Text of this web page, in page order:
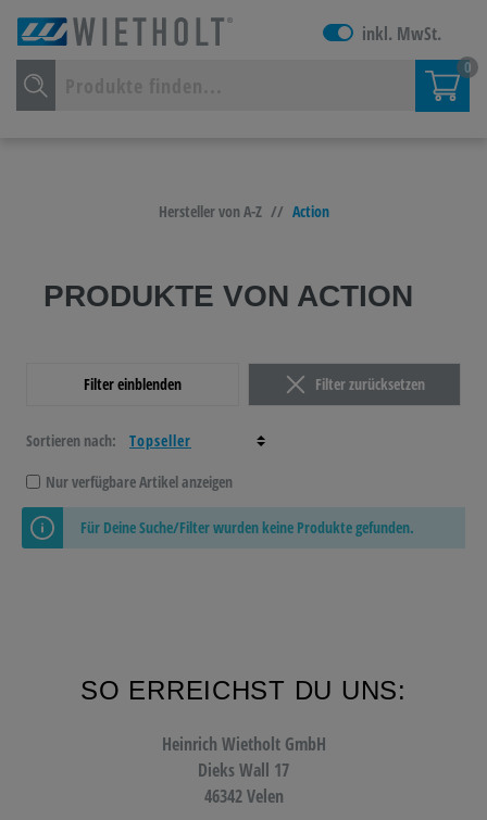
inkl. MwSt.
0
Hersteller von A-Z // Action
PRODUKTE VON ACTION
Filter einblenden Filter zurücksetzen
Sortieren nach:
Nur verfügbare Artikel anzeigen
Für Deine Suche/Filter wurden keine Produkte gefunden.
SO ERREICHST DU UNS:
Heinrich Wietholt GmbH
Dieks Wall 17
46342 Velen